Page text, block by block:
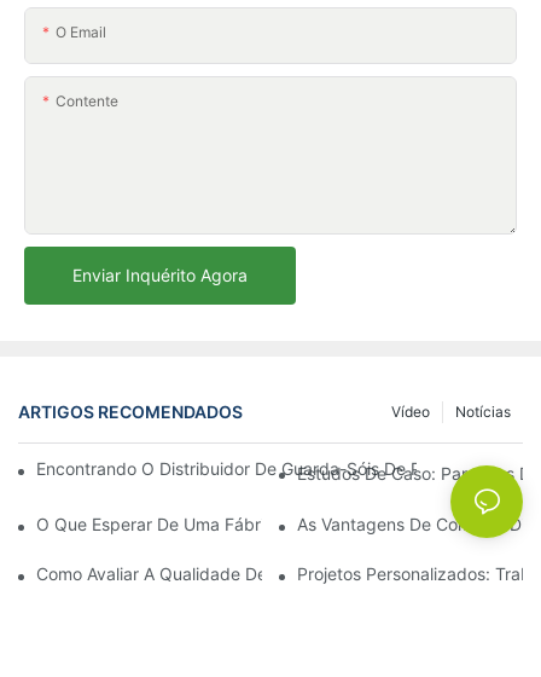
O Email
Contente
Enviar Inquérito Agora
ARTIGOS RECOMENDADOS Notícias
Vídeo
Encontrando O Distribuidor De Guarda-Sóis De Praia Ideal
Estudos De Caso: Parcerias
O Que Esperar De Uma Fábrica De Cadeiras De Descanso
As Vantagens De Comprar
Como Avaliar A Qualidade De Uma Fábrica De Cadeiras De
Projetos Personalizados: